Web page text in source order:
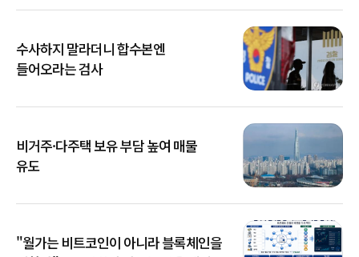
수사하지 말라더니 합수본엔
들어오라는 검사
비거주·다주택 보유 부담 높여 매물
유도
"월가는 비트코인이 아니라 블록체인을